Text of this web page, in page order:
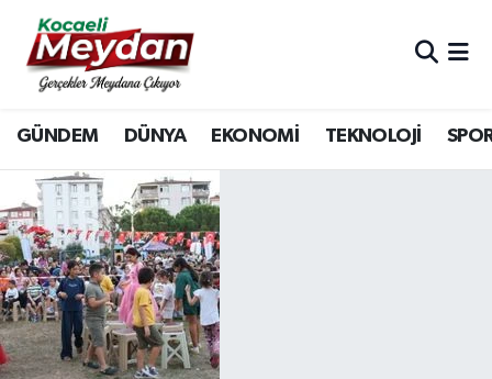
GÜNDEM DÜNYA EKONOMİ TEKNOLOJİ
Nöbetçi Eczaneler
Hava Durumu
Trafik Durumu
Süper Lig Puan Durumu ve Fikstür
Tüm Manşetler
Son Dakika Haberleri